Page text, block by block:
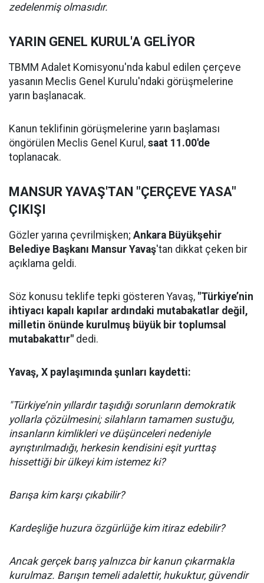
zedelenmiş olmasıdır.
YARIN GENEL KURUL'A GELİYOR
TBMM Adalet Komisyonu'nda kabul edilen çerçeve
yasanın Meclis Genel Kurulu'ndaki görüşmelerine
yarın başlanacak.
Kanun teklifinin görüşmelerine yarın başlaması
öngörülen Meclis Genel Kurul, saat 11.00'de
toplanacak.
MANSUR YAVAŞ'TAN "ÇERÇEVE YASA"
ÇIKIŞI
Gözler yarına çevrilmişken; Ankara Büyükşehir
Belediye Başkanı Mansur Yavaş'tan dikkat çeken bir
açıklama geldi.
Söz konusu teklife tepki gösteren Yavaş, "Türkiye’nin
ihtiyacı kapalı kapılar ardındaki mutabakatlar değil,
milletin önünde kurulmuş büyük bir toplumsal
mutabakattır" dedi.
Yavaş, X paylaşımında şunları kaydetti:
"Türkiye’nin yıllardır taşıdığı sorunların demokratik
yollarla çözülmesini; silahların tamamen sustuğu,
insanların kimlikleri ve düşünceleri nedeniyle
ayrıştırılmadığı, herkesin kendisini eşit yurttaş
hissettiği bir ülkeyi kim istemez ki?
Barışa kim karşı çıkabilir?
Kardeşliğe huzura özgürlüğe kim itiraz edebilir?
Ancak gerçek barış yalnızca bir kanun çıkarmakla
kurulmaz. Barışın temeli adalettir, hukuktur, güvendir